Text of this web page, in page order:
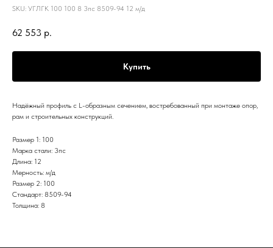
SKU: УГЛГК 100 100 8 3пс 8509-94 12 м/д
62 553 р.
Купить
Надёжный профиль с L-образным сечением, востребованный при монтаже опор,
рам и строительных конструкций.
Размер 1: 100
Марка стали: 3пс
Длина: 12
Мерность: м/д
Размер 2: 100
Стандарт: 8509-94
Толщина: 8